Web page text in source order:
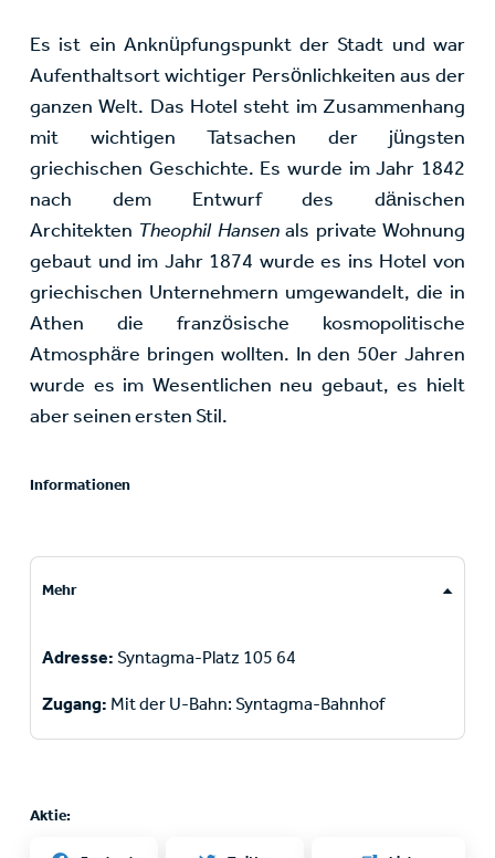
Es ist ein Anknüpfungspunkt der Stadt und war
Aufenthaltsort wichtiger Persönlichkeiten aus der
ganzen Welt. Das Hotel steht im Zusammenhang
mit wichtigen Tatsachen der jüngsten
griechischen Geschichte. Es wurde im Jahr 1842
nach dem Entwurf des dänischen
Architekten Theophil Hansenals private Wohnung
gebaut und im Jahr 1874 wurde es ins Hotel von
griechischen Unternehmern umgewandelt, die in
Athen die französische kosmopolitische
Atmosphäre bringen wollten. In den 50er Jahren
wurde es im Wesentlichen neu gebaut, es hielt
aber seinen ersten Stil.
Informationen
Mehr
Adresse: Syntagma-Platz 105 64
Zugang: Mit der U-Bahn: Syntagma-Bahnhof
Aktie: